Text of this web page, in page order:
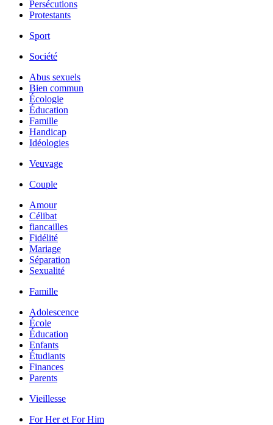
Persécutions
Protestants
Sport
Société
Abus sexuels
Bien commun
Écologie
Éducation
Famille
Handicap
Idéologies
Veuvage
Couple
Amour
Célibat
fiancailles
Fidélité
Mariage
Séparation
Sexualité
Famille
Adolescence
École
Éducation
Enfants
Étudiants
Finances
Parents
Vieillesse
For Her et For Him